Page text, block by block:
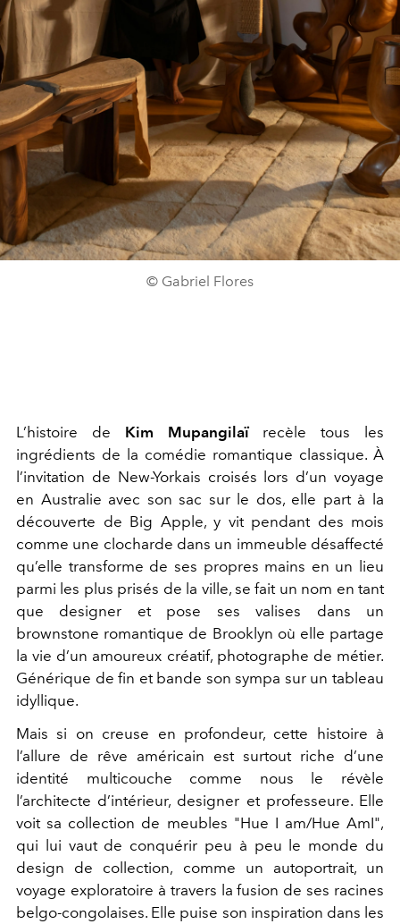
© Gabriel Flores
L’histoire de Kim Mupangilaïrecèle tous les
ingrédients de la comédie romantique classique. À
l’invitation de New-Yorkais croisés lors d’un voyage
en Australie avec son sac sur le dos, elle part à la
découverte de Big Apple, y vit pendant des mois
comme une clocharde dans un immeuble désaffecté
qu’elle transforme de ses propres mains en un lieu
parmi les plus prisés de la ville, se fait un nom en tant
que designer et pose ses valises dans un
brownstone romantique de Brooklyn où elle partage
la vie d’un amoureux créatif, photographe de métier.
Générique de fin et bande son sympa sur un tableau
idyllique.
Mais si on creuse en profondeur, cette histoire à
l’allure de rêve américain est surtout riche d’une
identité multicouche comme nous le révèle
l’architecte d’intérieur, designer et professeure. Elle
voit sa collection de meubles "Hue I am/Hue AmI",
qui lui vaut de conquérir peu à peu le monde du
design de collection, comme un autoportrait, un
voyage exploratoire à travers la fusion de ses racines
belgo-congolaises. Elle puise son inspiration dans les